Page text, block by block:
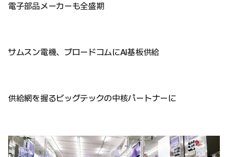
電子部品メーカーも全盛期
サムスン電機、ブロードコムにAI基板供給
供給網を握るビッグテックの中核パートナーに